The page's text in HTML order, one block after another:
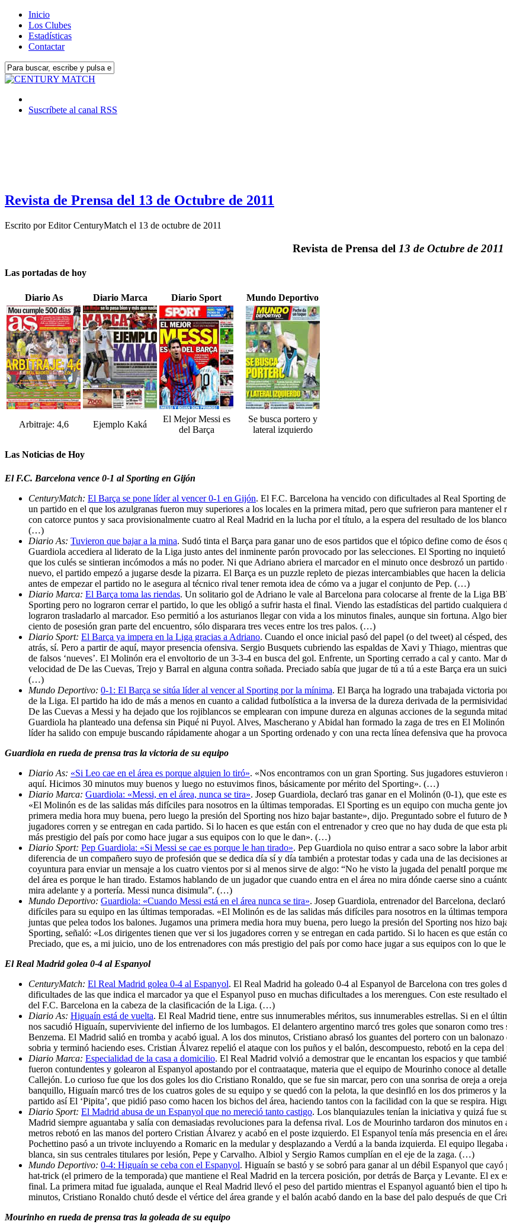
Inicio
Los Clubes
Estadísticas
Contactar
Suscríbete al canal RSS
Revista de Prensa del 13 de Octubre de 2011
Escrito porEditor CenturyMatch el 13 de octubre de 2011
Revista de Prensa del 13 de Octubre de 2011
Las portadas de hoy
Diario As Diario Marca Diario Sport Mundo Deportivo
Arbitraje: 4,6 Ejemplo Kaká
El Mejor Messi es
del Barça
Se busca portero y
lateral izquierdo
Las Noticias de Hoy
El F.C. Barcelona vence 0-1 al Sporting en Gijón
CenturyMatch: El Barça se pone líder al vencer 0-1 en Gijón. El F.C. Barcelona ha vencido con dificultades al Real Sporting
un partido en el que los azulgranas fueron muy superiores a los locales en la primera mitad, pero que sufrieron para mantener
con catorce puntos y saca provisionalmente cuatro al Real Madrid en la lucha por el título, a la espera del resultado de los
(…)
Diario As: Tuvieron que bajar a la mina. Sudó tinta el Barça para ganar uno de esos partidos que el tópico define como de
Guardiola accediera al liderato de la Liga justo antes del inminente parón provocado por las selecciones. El Sporting no
que los culés se sintieran incómodos a más no poder. Ni que Adriano abriera el marcador en el minuto once desbrozó un
nuevo, el partido empezó a jugarse desde la pizarra. El Barça es un puzzle repleto de piezas intercambiables que hacen la
antes de empezar el partido no le asegura al técnico rival tener remota idea de cómo va a jugar el conjunto de Pep. (…)
Diario Marca: El Barça toma las riendas. Un solitario gol de Adriano le vale al Barcelona para colocarse al frente de la Liga
Sporting pero no lograron cerrar el partido, lo que les obligó a sufrir hasta el final. Viendo las estadísticas del partido
lograron trasladarlo al marcador. Eso permitió a los asturianos llegar con vida a los minutos finales, aunque sin fortuna. Algo
ciento de posesión gran parte del encuentro, sólo disparara tres veces entre los tres palos. (…)
Diario Sport: El Barça ya impera en la Liga gracias a Adriano. Cuando el once inicial pasó del papel (o del tweet) al césped,
atrás, sí. Pero a partir de aquí, mayor presencia ofensiva. Sergio Busquets cubriendo las espaldas de Xavi y Thiago, mientras
de falsos ‘nueves’. El Molinón era el envoltorio de un 3-3-4 en busca del gol. Enfrente, un Sporting cerrado a cal y canto. Mar
velocidad de De las Cuevas, Trejo y Barral en alguna contra soñada. Preciado sabía que jugar de tú a tú a este Barça era un
(…)
Mundo Deportivo: 0-1: El Barça se sitúa líder al vencer al Sporting por la mínima. El Barça ha logrado una trabajada victoria
de la Liga. El partido ha ido de más a menos en cuanto a calidad futbolística a la inversa de la dureza derivada de la
De las Cuevas a Messi y ha dejado que los rojiblancos se emplearan con impune dureza en algunas acciones de la segunda
Guardiola ha planteado una defensa sin Piqué ni Puyol. Alves, Mascherano y Abidal han formado la zaga de tres en El
líder ha salido con empuje buscando rápidamente ahogar a un Sporting ordenado y con una recta línea defensiva que ha
Guardiola en rueda de prensa tras la victoria de su equipo
Diario As: «Si Leo cae en el área es porque alguien lo tiró». «Nos encontramos con un gran Sporting. Sus jugadores
aquí. Hicimos 30 minutos muy buenos y luego no estuvimos finos, básicamente por mérito del Sporting». (…)
Diario Marca: Guardiola: «Messi, en el área, nunca se tira». Josep Guardiola, declaró tras ganar en el Molinón (0-1), que este
«El Molinón es de las salidas más difíciles para nosotros en la últimas temporadas. El Sporting es un equipo con mucha gente
primera media hora muy buena, pero luego la presión del Sporting nos hizo bajar bastante», dijo. Preguntado sobre el futuro
jugadores corren y se entregan en cada partido. Si lo hacen es que están con el entrenador y creo que no hay duda de que esta
más prestigio del país por como hace jugar a sus equipos con lo que le dan». (…)
Diario Sport: Pep Guardiola: «Si Messi se cae es porque le han tirado». Pep Guardiola no quiso entrar a saco sobre la labor
diferencia de un compañero suyo de profesión que se dedica día sí y día también a protestar todas y cada una de las decisiones
coyuntura para enviar un mensaje a los cuatro vientos por si al menos sirve de algo: “No he visto la jugada del penaltI porque
del área es porque le han tirado. Estamos hablando de un jugador que cuando entra en el área no mira dónde caerse sino a
mira adelante y a portería. Messi nunca disimula”. (…)
Mundo Deportivo: Guardiola: «Cuando Messi está en el área nunca se tira». Josep Guardiola, entrenador del Barcelona,
difíciles para su equipo en las últimas temporadas. «El Molinón es de las salidas más difíciles para nosotros en la últimas
juntas que pelea todos los balones. Jugamos una primera media hora muy buena, pero luego la presión del Sporting nos hizo
Sporting, señaló: «Los dirigentes tienen que ver si los jugadores corren y se entregan en cada partido. Si lo hacen es que están
Preciado, que es, a mi juicio, uno de los entrenadores con más prestigio del país por como hace jugar a sus equipos con lo que
El Real Madrid golea 0-4 al Espanyol
CenturyMatch: El Real Madrid golea 0-4 al Espanyol. El Real Madrid ha goleado 0-4 al Espanyol de Barcelona con tres
dificultades de las que indica el marcador ya que el Espanyol puso en muchas dificultades a los merengues. Con este
del F.C. Barcelona en la cabeza de la clasificación de la Liga. (…)
Diario As: Higuaín está de vuelta. El Real Madrid tiene, entre sus innumerables méritos, sus innumerables estrellas. Si en el
nos sacudió Higuaín, superviviente del infierno de los lumbagos. El delantero argentino marcó tres goles que sonaron como
Benzema. El Madrid salió en tromba y acabó igual. A los dos minutos, Cristiano abrasó los guantes del portero con un
sobria y terminó haciendo eses. Cristian Álvarez repelió el ataque con los puños y el balón, descompuesto, rebotó en la cepa
Diario Marca: Especialidad de la casa a domicilio. El Real Madrid volvió a demostrar que le encantan los espacios y que
fueron contundentes y golearon al Espanyol apostando por el contraataque, materia que el equipo de Mourinho conoce al
Callejón. Lo curioso fue que los dos goles los dio Cristiano Ronaldo, que se fue sin marcar, pero con una sonrisa de oreja a
banquillo, Higuaín marcó tres de los cuatros goles de su equipo y se quedó con la pelota, la que desinfló en los dos primeros y
partido así El ‘Pipita’, que pidió paso como hacen los bichos del área, haciendo tantos con la facilidad con la que se respira.
Diario Sport: El Madrid abusa de un Espanyol que no mereció tanto castigo. Los blanquiazules tenían la iniciativa y quizá fue
Madrid siempre aguantaba y salía con demasiadas revoluciones para la defensa rival. Los de Mourinho tardaron dos minutos
metros rebotó en las manos del portero Cristian Álvarez y acabó en el poste izquierdo. El Espanyol tenía más presencia en el
Pochettino pasó a un trivote incluyendo a Romaric en la medular y desplazando a Verdú a la banda izquierda. El equipo
blanca, sin sus centrales titulares por lesión, Pepe y Carvalho. Albiol y Sergio Ramos cumplían en el eje de la zaga. (…)
Mundo Deportivo: 0-4: Higuaín se ceba con el Espanyol. Higuaín se bastó y se sobró para ganar al un débil Espanyol que
hat-trick (el primero de la temporada) que mantiene el Real Madrid en la tercera posición, por detrás de Barça y Levante. El
final. La primera mitad fue igualada, aunque el Real Madrid llevó el peso del partido mientras el Espanyol aguantó bien el tipo
minutos, Cristiano Ronaldo chutó desde el vértice del área grande y el balón acabó dando en la base del palo después de que
Mourinho en rueda de prensa tras la goleada de su equipo